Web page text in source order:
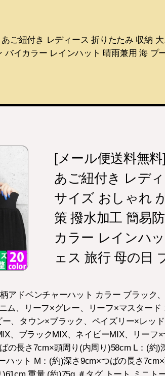
ご紐付き レディース 折りたたみ 収納
バイカラー レインハット 晴雨兼用 海 プ
[メール便送料無
あご紐付き レデ
サイズ おしゃれ
策 撥水加工 簡易
カラー レインハ
ェス 旅行 母の日
アドベンチャーハット カラー ブラック
ム、リーフ×グレー、リーフ×マスター
、タウン×ブラック、ペイズリー×レッ
、ブラックMIX、ネイビーMIX、リーフ
の長さ7cm×頭周り(内周り)58cm L：(約
ハット M：(約)深さ9cm×つばの長さ
重量 (約)75g ＃タグ トート ミニト